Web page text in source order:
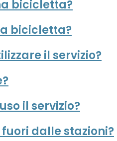
bicicletta?
bicicletta?
il servizio?
il servizio?
dalle stazioni?